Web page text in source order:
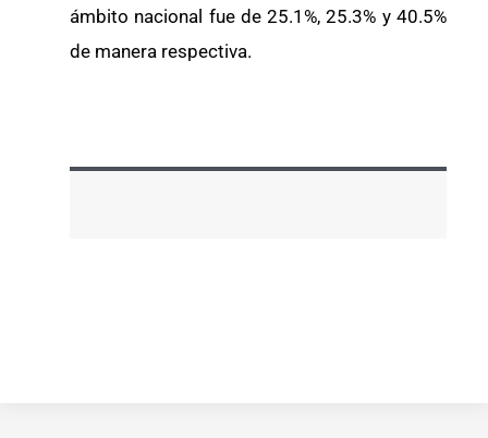
ámbito nacional fue de 25.1%, 25.3% y 40.5%
de manera respectiva.